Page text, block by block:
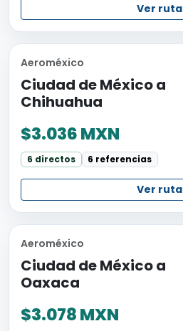
Ver ruta
Aeroméxico
Ciudad de México a
Chihuahua
$3.036 MXN
6 directos 6 referencias
Ver ruta
Aeroméxico
Ciudad de México a
Oaxaca
$3.078 MXN